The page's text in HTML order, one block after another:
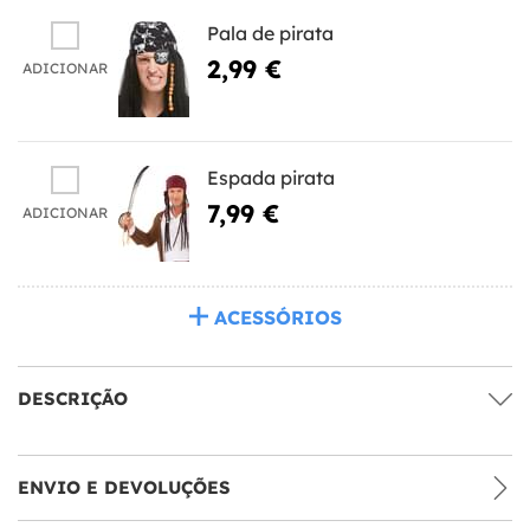
ADICIONAR
Pala de pirata
2,99 €
ADICIONAR
Espada pirata
7,99 €
ACESSÓRIOS
DESCRIÇÃO
ENVIO E DEVOLUÇÕES